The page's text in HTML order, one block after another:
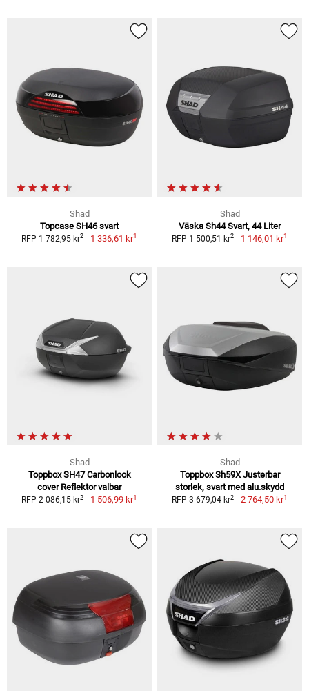
Shad
Topcase SH46 svart
RFP 1 782,95 kr2 1 336,61 kr1
Shad
Väska Sh44 Svart, 44 Liter
RFP 1 500,51 kr2 1 146,01 kr1
Shad
Toppbox SH47 Carbonlook
cover Reflektor valbar
RFP 2 086,15 kr2 1 506,99 kr1
Shad
Toppbox Sh59X Justerbar
storlek, svart med alu.skydd
RFP 3 679,04 kr2 2 764,50 kr1